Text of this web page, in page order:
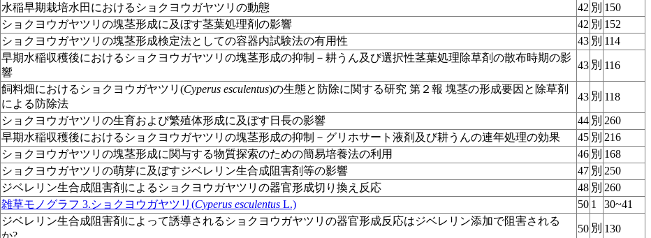
水稲早期栽培水田におけるショクヨウガヤツリの動態 42 別 150
ショクヨウガヤツリの塊茎形成に及ぼす茎葉処理剤の影響 42 別 152
ショクヨウガヤツリの塊茎形成検定法としての容器内試験法の有用性 43 別 114
早期水稲収穫後におけるショクヨウガヤツリの塊茎形成の抑制－耕うん及び選択性茎葉処理除草剤の散布時期の影
響
43 別 116
飼料畑におけるショクヨウガヤツリ(Cyperus esculentus)の生態と防除に関する研究 第２報 塊茎の形成要因と除草剤
による防除法
43 別 118
ショクヨウガヤツリの生育およぴ繁殖体形成に及ぼす日長の影響 44 別 260
早期水稲収穫後におけるショクヨウガヤツリの塊茎形成の抑制－グリホサート液剤及び耕うんの連年処理の効果 45 別 216
ショクヨウガヤツリの塊茎形成に関与する物質探索のための簡易培養法の利用 46 別 168
ショクヨウガヤツリの萌芽に及ぼすジベレリン生合成阻害剤等の影響 47 別 250
ジベレリン生合成阻害剤によるショクヨウガヤツリの器官形成切り換え反応 48 別 260
雑草モノグラフ 3.ショクヨウガヤツリ(Cyperus esculentus L.) 50 1 30~41
ジベレリン生合成阻害剤によって誘導されるショクヨウガヤツリの器官形成反応はジベレリン添加で阻害される
か?
50 別 130